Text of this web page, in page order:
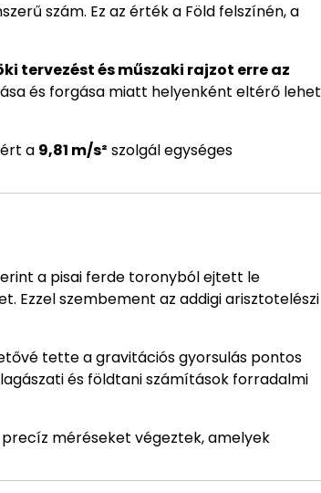
szám. Ez az érték a Föld felszínén, a
tervezést és műszaki rajzot erre az
és forgása miatt helyenként eltérő lehet
a 9,81 m/s² szolgál egységes
a pisai ferde toronyból ejtett le
Ezzel szembement az addigi arisztotelészi
tette a gravitációs gyorsulás pontos
és földtani számítások forradalmi
precíz méréseket végeztek, amelyek